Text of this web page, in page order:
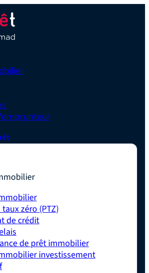
zéro (PTZ)
de crédit
de prêt immobilier
investissement